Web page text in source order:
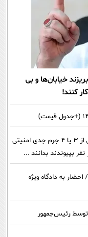
اللهی بریزند خیابان‌ها و بی
کنند!
گفته‌های یک روحانی تندرو و ردپای بیش از ۳ یا ۴ جرم جدی امنیتی
به دادگاه ویژه
رئیس‌جمهور